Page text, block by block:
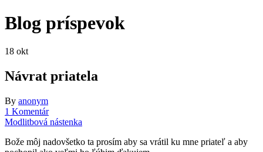
Blog príspevok
18 okt
Návrat priatela
By anonym
1 Komentár
Modlitbová nástenka
Bože môj nadovšetko ta prosím aby sa vrátil ku mne priateľ a aby